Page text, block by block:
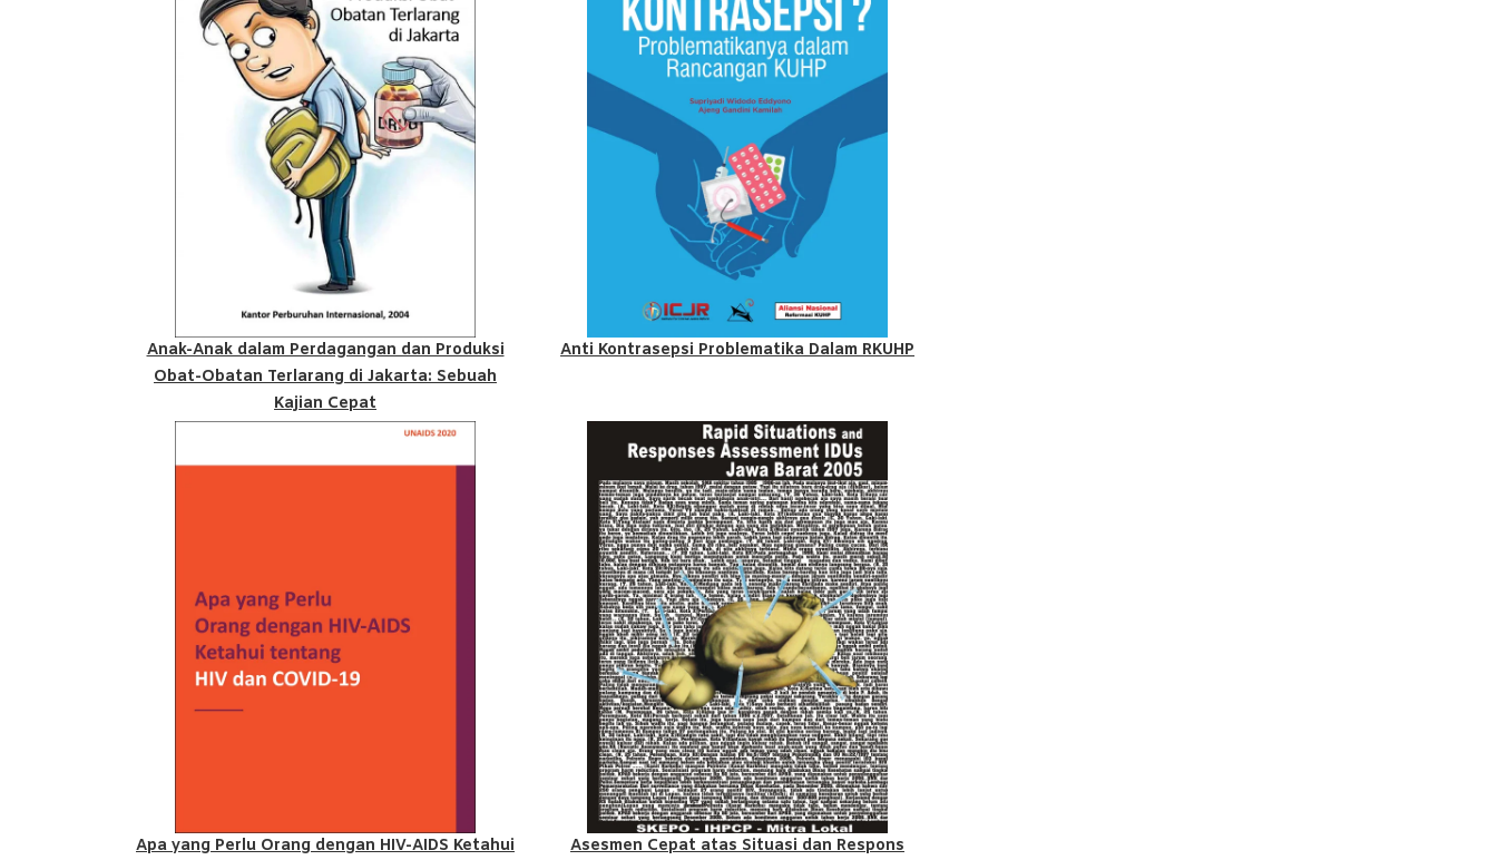
Anak-Anak dalam Perdagangan dan Produksi
Obat-Obatan Terlarang di Jakarta: Sebuah
Kajian Cepat
Anti Kontrasepsi Problematika Dalam RKUHP
Apa yang Perlu Orang dengan HIV-AIDS Ketahui
Asesmen Cepat atas Situasi dan Respons